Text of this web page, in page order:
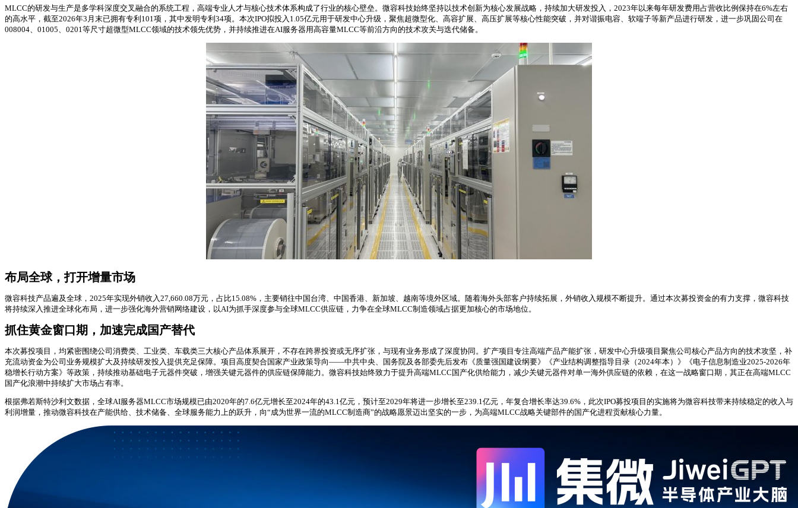
MLCC的研发与生产是多学科深度交叉融合的系统工程，高端专业人才与核心技术体系构成了行业的核心壁垒。微容科技始终坚持以技术创新为核心发展战略，持续加大研发投入，2023年以来每年研发费用占营收比例保持在6%左右
的高水平，截至2026年3月末已拥有专利101项，其中发明专利34项。本次IPO拟投入1.05亿元用于研发中心升级，聚焦超微型化、高容扩展、高压扩展等核心性能突破，并对谐振电容、软端子等新产品进行研发，进一步巩固公司在
008004、01005、0201等尺寸超微型MLCC领域的技术领先优势，并持续推进在AI服务器用高容量MLCC等前沿方向的技术攻关与迭代储备。
布局全球，打开增量市场
微容科技产品遍及全球，2025年实现外销收入27,660.08万元，占比15.08%，主要销往中国台湾、中国香港、新加坡、越南等境外区域。随着海外头部客户持续拓展，外销收入规模不断提升。通过本次募投资金的有力支撑，微容科技
将持续深入推进全球化布局，进一步强化海外营销网络建设，以AI为抓手深度参与全球MLCC供应链，力争在全球MLCC制造领域占据更加核心的市场地位。
抓住黄金窗口期，加速完成国产替代
本次募投项目，均紧密围绕公司消费类、工业类、车载类三大核心产品体系展开，不存在跨界投资或无序扩张，与现有业务形成了深度协同。扩产项目专注高端产品产能扩张，研发中心升级项目聚焦公司核心产品方向的技术攻坚，补
充流动资金为公司业务规模扩大及持续研发投入提供充足保障。项目高度契合国家产业政策导向——中共中央、国务院及各部委先后发布《质量强国建设纲要》《产业结构调整指导目录（2024年本）》《电子信息制造业2025-2026年
稳增长行动方案》等政策，持续推动基础电子元器件突破，增强关键元器件的供应链保障能力。微容科技始终致力于提升高端MLCC国产化供给能力，减少关键元器件对单一海外供应链的依赖，在这一战略窗口期，其正在高端MLCC
国产化浪潮中持续扩大市场占有率。
根据弗若斯特沙利文数据，全球AI服务器MLCC市场规模已由2020年的7.6亿元增长至2024年的43.1亿元，预计至2029年将进一步增长至239.1亿元，年复合增长率达39.6%，此次IPO募投项目的实施将为微容科技带来持续稳定的收入与
利润增量，推动微容科技在产能供给、技术储备、全球服务能力上的跃升，向“成为世界一流的MLCC制造商”的战略愿景迈出坚实的一步，为高端MLCC战略关键部件的国产化进程贡献核心力量。